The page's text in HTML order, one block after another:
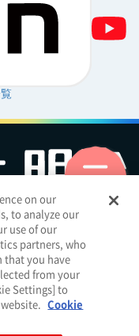
ついて電子公告
明治グループのDX
｜簡体
）
on our
to analyze our
use of our
partners, who
you have
from your
Settings] to
Cookie